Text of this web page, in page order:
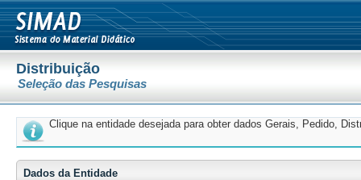
Distribuição
Seleção das Pesquisas
Clique na entidade desejada para obter dados Gerais, Pedido,
Dados da Entidade